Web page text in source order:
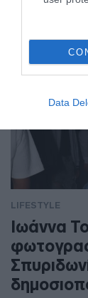
Data
LIFESTYLE
Ιωάννα